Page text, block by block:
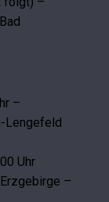
–
Lengefeld
Uhr
–